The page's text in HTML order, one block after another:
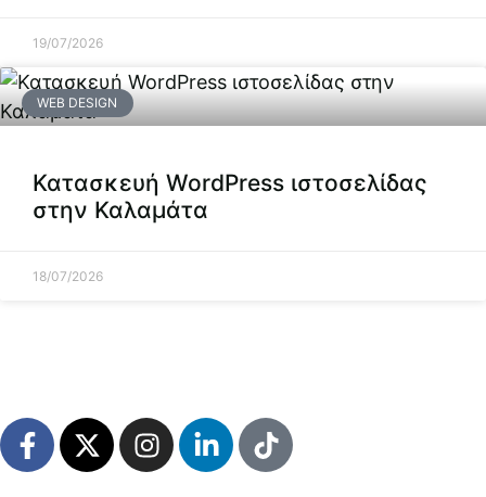
19/07/2026
WEB DESIGN
Κατασκευή WordPress ιστοσελίδας
στην Καλαμάτα
18/07/2026